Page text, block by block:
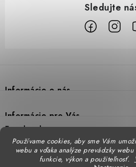
Používame cookies, aby sme Vám
webu a vďaka analýze prevádzky
funkcie, výkon a použiteľnosť.
p
i
Informácie o nás
Prečo DUAL BP
Predajne
Doprava
Informácie pre Vás
Formulár na výmenu tovaru
Facebook
Katalógy